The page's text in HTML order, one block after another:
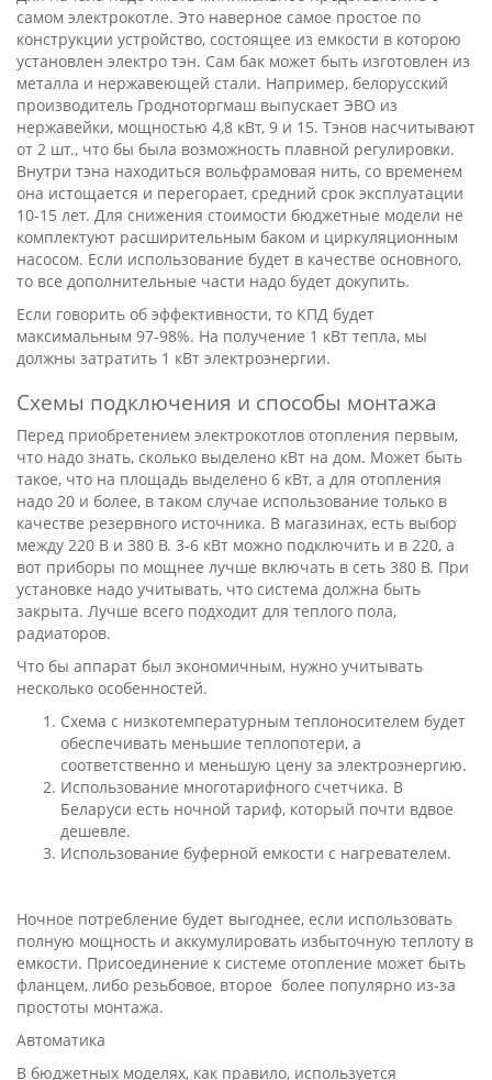
самом электрокотле. Это наверное самое простое по
конструкции устройство, состоящее из емкости в которою
установлен электро тэн. Сам бак может быть изготовлен из
металла и нержавеющей стали. Например, белорусский
производитель Гродноторгмаш выпускает ЭВО из
нержавейки, мощностью 4,8 кВт, 9 и 15. Тэнов насчитывают
от 2 шт., что бы была возможность плавной регулировки.
Внутри тэна находиться вольфрамовая нить, со временем
она истощается и перегорает, средний срок эксплуатации
10-15 лет. Для снижения стоимости бюджетные модели не
комплектуют расширительным баком и циркуляционным
насосом. Если использование будет в качестве основного,
то все дополнительные части надо будет докупить.
Если говорить об эффективности, то КПД будет
максимальным 97-98%. На получение 1 кВт тепла, мы
должны затратить 1 кВт электроэнергии.
Схемы подключения и способы монтажа
Перед приобретением электрокотлов отопления первым,
что надо знать, сколько выделено кВт на дом. Может быть
такое, что на площадь выделено 6 кВт, а для отопления
надо 20 и более, в таком случае использование только в
качестве резервного источника. В магазинах, есть выбор
между 220 В и 380 В. 3-6 кВт можно подключить и в 220, а
вот приборы по мощнее лучше включать в сеть 380 В. При
установке надо учитывать, что система должна быть
закрыта. Лучше всего подходит для теплого пола,
радиаторов.
Что бы аппарат был экономичным, нужно учитывать
несколько особенностей.
Схема с низкотемпературным теплоносителем будет
обеспечивать меньшие теплопотери, а
соответственно и меньшую цену за электроэнергию.
Использование многотарифного счетчика. В
Беларуси есть ночной тариф, который почти вдвое
дешевле.
Использование буферной емкости с нагревателем.
Ночное потребление будет выгоднее, если использовать
полную мощность и аккумулировать избыточную теплоту в
емкости. Присоединение к системе отопление может быть
фланцем, либо резьбовое, второе более популярно из-за
простоты монтажа.
Автоматика
В бюджетных моделях, как правило, используется